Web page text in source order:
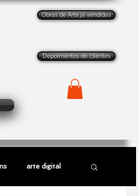
Obras de Arte já vendidas
Depoimentos de clientes
arte digital